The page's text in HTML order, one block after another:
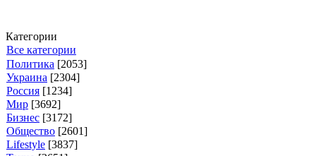
Категории
Все категории
Политика [2053]
Украина [2304]
Россия [1234]
Мир [3692]
Бизнес [3172]
Общество [2601]
Lifestyle [3837]